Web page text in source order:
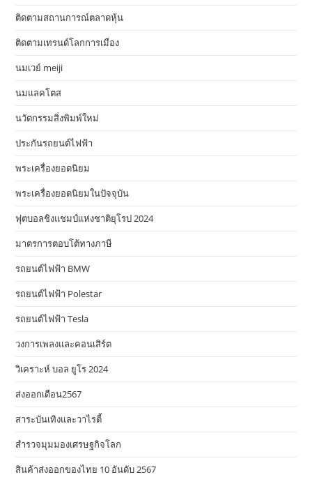
ติดตามสถานการณ์ตลาดหุ้น
ติดตามเทรนด์โลกการเมือง
นมเวย์ meiji
นมแลคโตส
นวัตกรรมสิ่งพิมพ์ใหม่
ประกันรถยนต์ไฟฟ้า
พระเครื่องยอดนิยม
พระเครื่องยอดนิยมในปัจจุบัน
ฟุตบอลชิงแชมป์แห่งชาติยุโรป 2024
มาตรการตอบโต้ทางภาษี
รถยนต์ไฟฟ้า BMW
รถยนต์ไฟฟ้า Polestar
รถยนต์ไฟฟ้า Tesla
วงการเพลงและคอนเสิร์ต
วิเคราะห์ บอล ยูโร 2024
ส่งออกเดือน2567
สาระบันเทิงและวาไรตี้
สำรวจมุมมองเศรษฐกิจโลก
สินค้าส่งออกของไทย 10 อันดับ 2567